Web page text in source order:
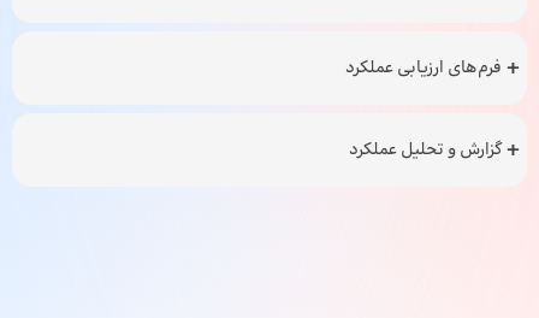
فرم‌های ارزیابی عملکرد
گزارش و تحلیل عملکرد